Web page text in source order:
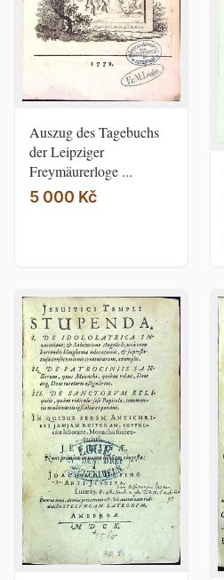
Auszug des Tagebuchs
der Leipziger
Freymäurerloge ...
5 000 Kč